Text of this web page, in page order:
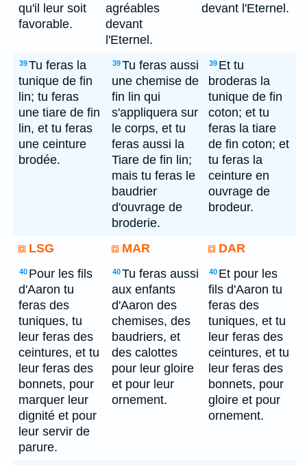
qu'il leur soit
favorable.
agréables
devant
l'Eternel.
devant l'Eternel.
39Tu feras la
tunique de fin
lin; tu feras
une tiare de fin
lin, et tu feras
une ceinture
brodée.
39Tu feras aussi
une chemise de
fin lin qui
s'appliquera sur
le corps, et tu
feras aussi la
Tiare de fin lin;
mais tu feras le
baudrier
d'ouvrage de
broderie.
39 Et tu
broderas la
tunique de fin
coton; et tu
feras la tiare
de fin coton; et
tu feras la
ceinture en
ouvrage de
brodeur.
LSG MAR DAR
40 Pour les fils
d'Aaron tu
feras des
tuniques, tu
leur feras des
ceintures, et tu
leur feras des
bonnets, pour
marquer leur
dignité et pour
leur servir de
parure.
40Tu feras aussi
aux enfants
d'Aaron des
chemises, des
baudriers, et
des calottes
pour leur gloire
et pour leur
ornement.
40 Et pour les
fils d'Aaron tu
feras des
tuniques, et tu
leur feras des
ceintures, et tu
leur feras des
bonnets, pour
gloire et pour
ornement.